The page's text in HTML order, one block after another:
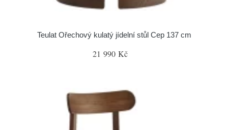
Teulat Ořechový kulatý jídelní stůl Cep 137 cm
21 990 Kč